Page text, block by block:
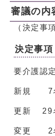
審議の内
（決定事
決定事項
要介護認
新規 7
更新 29
変更 2